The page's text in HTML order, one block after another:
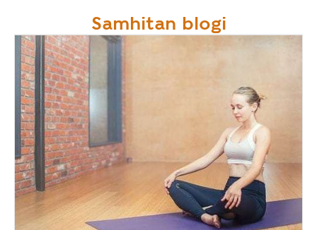
Samhitan blogi